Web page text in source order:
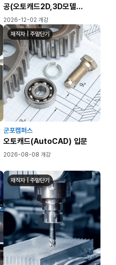
공(오토캐드2D,3D모델
링,CAM,MCT)실무자 양성과
정
2026-12-02 개강
재직자 | 주말단기
군포캠퍼스
오토캐드(AutoCAD) 입문
2026-08-08 개강
재직자 | 주말단기